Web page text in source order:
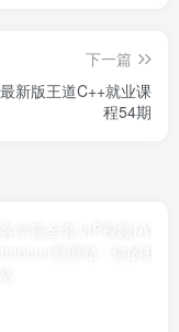
下一篇
新版王道C++就业课
程54期